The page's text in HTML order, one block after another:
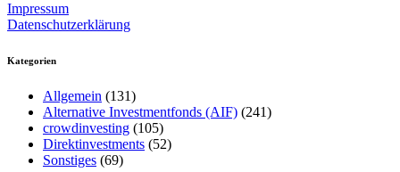
Impressum
Datenschutzerklärung
Kategorien
Allgemein (131)
Alternative Investmentfonds (AIF) (241)
crowdinvesting (105)
Direktinvestments (52)
Sonstiges (69)